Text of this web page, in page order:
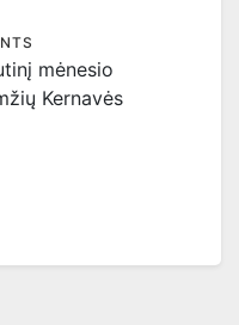
mėnesio
Kernavės